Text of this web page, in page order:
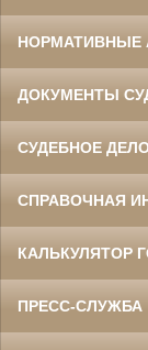
НОРМАТИВНЫЕ
ДОКУМЕНТЫ
СУДЕБНОЕ
СПРАВОЧНАЯ
КАЛЬКУЛЯТОР
ПРЕСС-СЛУЖБА